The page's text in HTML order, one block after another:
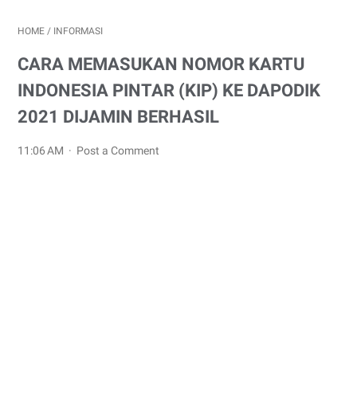
HOME / INFORMASI
CARA MEMASUKAN NOMOR KARTU
INDONESIA PINTAR (KIP) KE DAPODIK
2021 DIJAMIN BERHASIL
11:06 AM Post a Comment